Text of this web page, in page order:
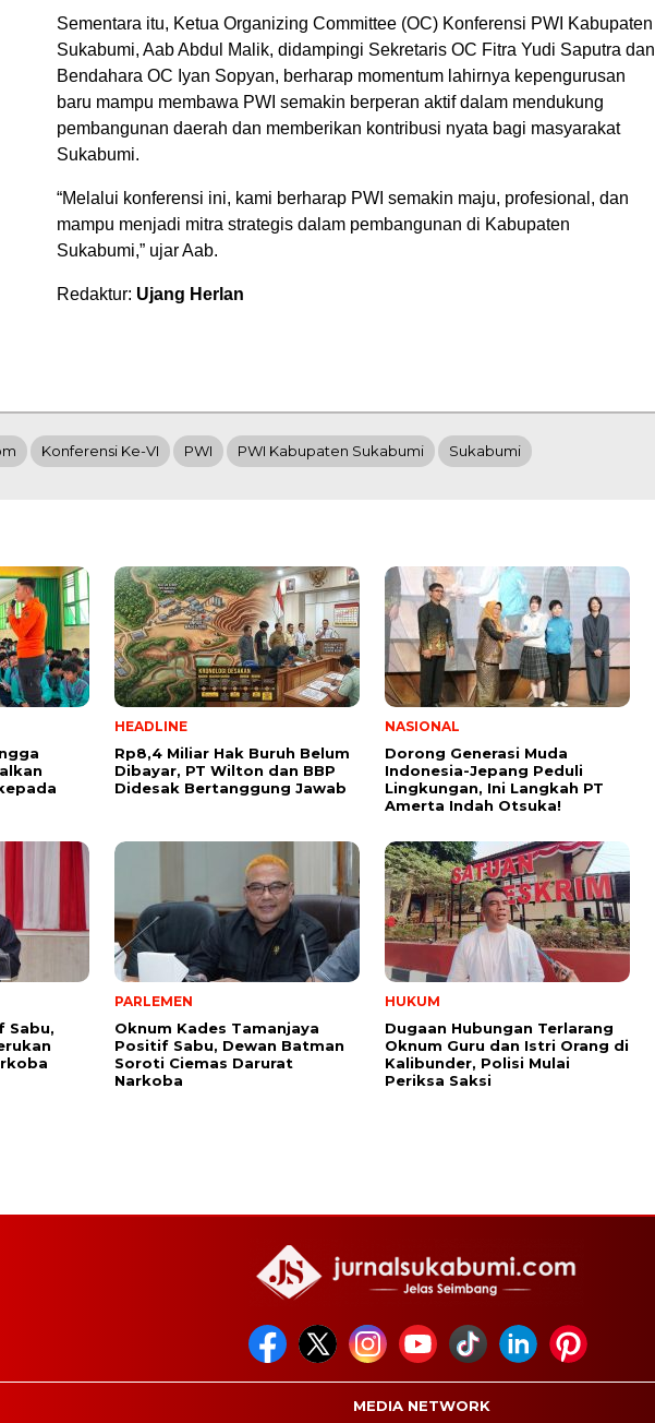
Sementara itu, Ketua Organizing Committee (OC) Konferensi PWI Kabupaten
Sukabumi, Aab Abdul Malik, didampingi Sekretaris OC Fitra Yudi Saputra dan
Bendahara OC Iyan Sopyan, berharap momentum lahirnya kepengurusan
baru mampu membawa PWI semakin berperan aktif dalam mendukung
pembangunan daerah dan memberikan kontribusi nyata bagi masyarakat
Sukabumi.
“Melalui konferensi ini, kami berharap PWI semakin maju, profesional, dan
mampu menjadi mitra strategis dalam pembangunan di Kabupaten
Sukabumi,” ujar Aab.
Redaktur: Ujang Herlan
Konferensi Ke-VI PWI PWI Kabupaten Sukabumi Sukabumi
HEADLINE
Rp8,4 Miliar Hak Buruh Belum
Dibayar, PT Wilton dan BBP
Didesak Bertanggung Jawab
NASIONAL
Dorong Generasi Muda
Indonesia-Jepang Peduli
Lingkungan, Ini Langkah PT
Amerta Indah Otsuka!
Sabu,
PARLEMEN
Oknum Kades Tamanjaya
Positif Sabu, Dewan Batman
Soroti Ciemas Darurat
Narkoba
HUKUM
Dugaan Hubungan Terlarang
Oknum Guru dan Istri Orang di
Kalibunder, Polisi Mulai
Periksa Saksi
MEDIA NETWORK